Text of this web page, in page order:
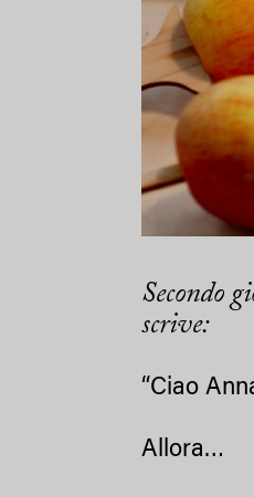
Secondo
scrive:
“Ciao
Allora…